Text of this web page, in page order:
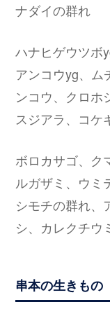
ナダイの群れ
ハナヒゲウツボ
アンコウyg、ム
ンコウ、クロホ
スジアラ、コケ
ボロカサゴ、ク
ルガザミ、ウミ
シモチの群れ、
シ、カレクチウ
串本の生きもの